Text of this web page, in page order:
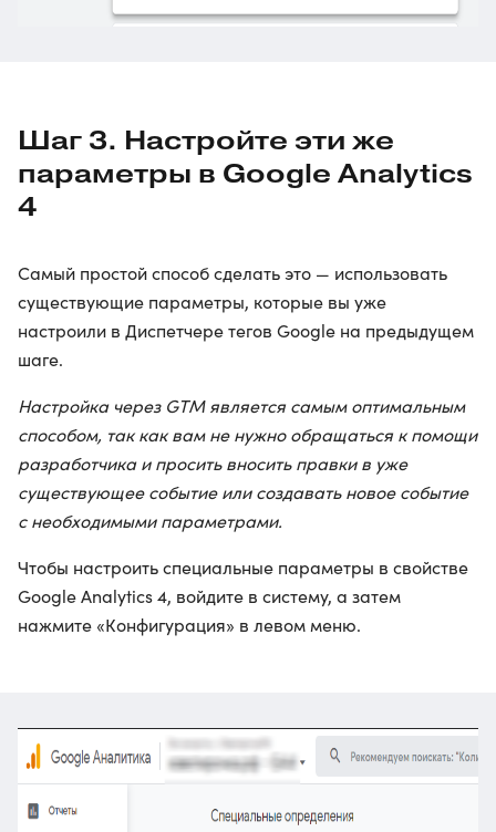
Шаг 3. Настройте эти же
параметры в Google Analytics
4
Самый простой способ сделать это — использовать
существующие параметры, которые вы уже
настроили в Диспетчере тегов Google на предыдущем
шаге.
Настройка через GTM является самым оптимальным
способом, так как вам не нужно обращаться к помощи
разработчика и просить вносить правки в уже
существующее событие или создавать новое событие
с необходимыми параметрами.
Чтобы настроить специальные параметры в свойстве
Google Analytics 4, войдите в систему, а затем
нажмите «Конфигурация» в левом меню.